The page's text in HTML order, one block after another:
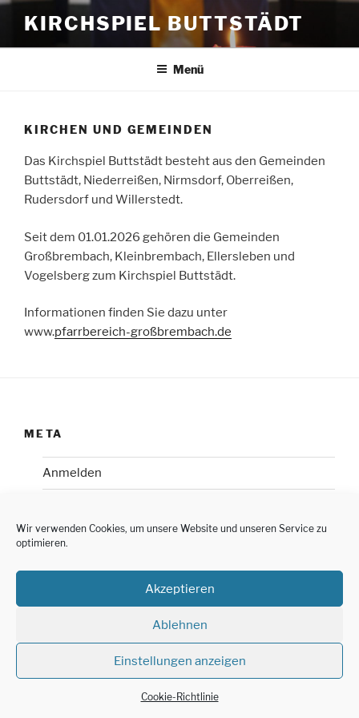
Wir verwenden Cookies, um unsere Website und unseren Service zu
optimieren.
Akzeptieren
Ablehnen
Einstellungen anzeigen
Cookie-Richtlinie
Zum
Inhalt
springen
KIRCHSPIEL BUTTSTÄDT
Menü
KIRCHEN UND GEMEINDEN
Das Kirchspiel Buttstädt besteht aus den Gemeinden
Buttstädt, Niederreißen, Nirmsdorf, Oberreißen,
Rudersdorf und Willerstedt.
Seit dem 01.01.2026 gehören die Gemeinden
Großbrembach, Kleinbrembach, Ellersleben und
Vogelsberg zum Kirchspiel Buttstädt.
Informationen finden Sie dazu unter
www.pfarrbereich-großbrembach.de
META
Anmelden
Datenschutzerklärung
Cookie-Richtlinie (EU)